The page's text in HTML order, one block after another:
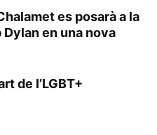
es posarà a la
Dylan en una nova
de l’LGBT+